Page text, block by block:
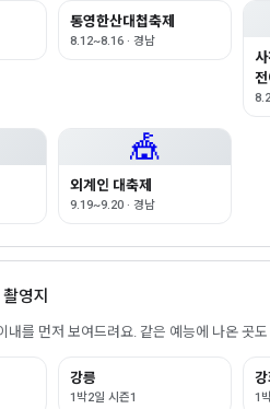
통영한산대첩축제
8.12~8.16 · 경남
전
🎪
외계인 대축제
9.19~9.20 · 경남
영지
내를 먼저 보여드려요. 같은 예능에 나온 곳
강릉
1박2일 시즌1 1